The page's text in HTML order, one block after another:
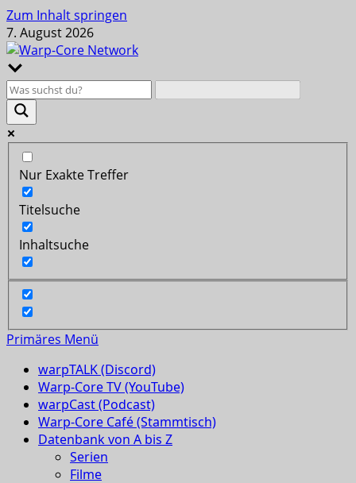
Zum Inhalt springen
7. August 2026
Nur Exakte Treffer
Titelsuche
Inhaltsuche
Primäres Menü
warpTALK (Discord)
Warp-Core TV (YouTube)
warpCast (Podcast)
Warp-Core Café (Stammtisch)
Datenbank von A bis Z
Serien
Filme